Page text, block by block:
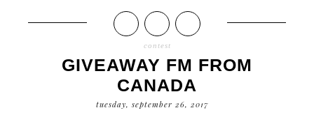
contest
GIVEAWAY FM FROM
CANADA
tuesday, september 26, 2017